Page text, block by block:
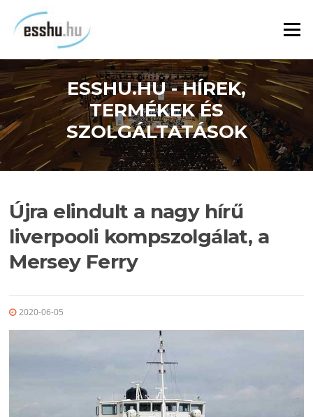
tartalomra
Menü
ESSHU.HU - HÍREK,
TERMÉKEK ÉS
SZOLGÁLTATÁSOK
Újra elindult a nagy hírű
liverpooli kompszolgálat, a
Mersey Ferry
2020-06-05